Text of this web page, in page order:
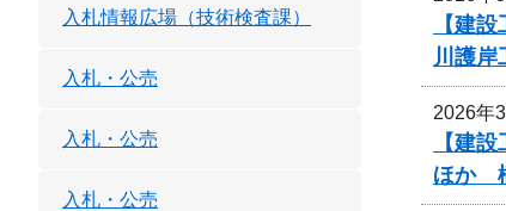
【建
川護岸
2026年
【建
ほか
入札情報広場（技術検査課）
入札・公売
入札・公売
入札・公売